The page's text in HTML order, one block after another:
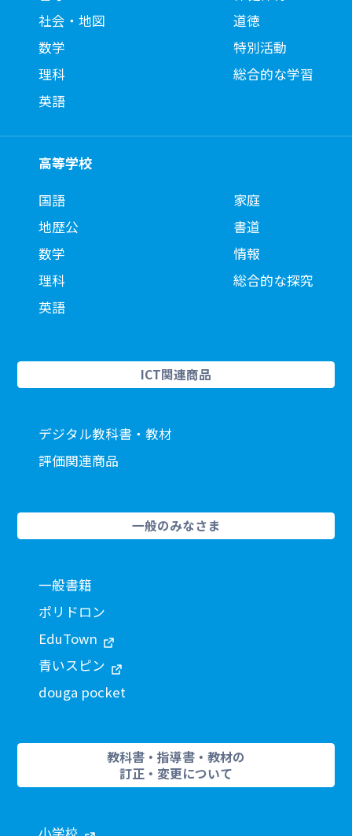
社会・地図
数学
理科
英語
道徳
特別活動
総合的な学習
高等学校
国語
地歴公
数学
理科
英語
家庭
書道
情報
総合的な探究
ICT関連商品
デジタル教科書・教材
評価関連商品
一般のみなさま
一般書籍
ポリドロン
EduTown
青いスピン
douga pocket
教科書・指導書・教材の
訂正・変更について